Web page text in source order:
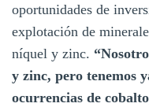
oportunidades de
explotación de
níquel y zinc.
y zinc, pero tenemos
ocurrencias de